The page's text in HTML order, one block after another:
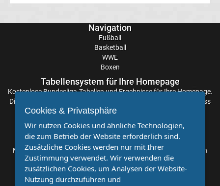
Transfergerüchte
FC
Rostock
Transfergerüchte
Navigation
Fußball
Basketball
WWE
Boxen
Tabellensystem für Ihre Homepage
KostenloseBundesliga-Tabellenund Ergebnisse für Ihre Homepage.
Die Aktualisierung der Ergebnisse erfolgt alle paar Minuten, sodass
Sie stets auf dem Laufenden sind. Einfache und schnelle
Einbindung.
Partnervereine
Möchten Sie, dass auch Ihr Verein mehr Beachtung findet? Dann
sind Sie bei uns genau richtig. Wir suchen Ihren Verein für eine
kostenlose Kooperation. Veröffentlichen Sie Ihre Spielberichte,
Sportnachrichten und Aufrufe bei uns!
Cookies & Privatsphäre
Wir nutzen Cookies und ähnliche Technologien,
die zum Betrieb der Website erforderlich sind.
Zusätzliche Cookies werden nur mit Ihrer
Zustimmung verwendet. Wir verwenden die
zusätzlichen Cookies, um Analysen der Website-
Nutzung durchzuführen und